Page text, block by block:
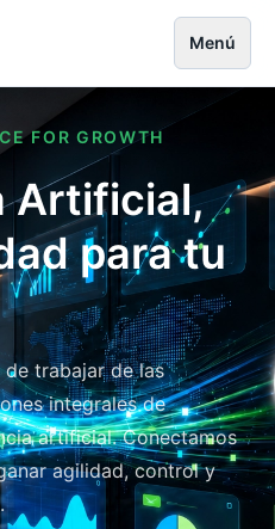
Menú
FOR GROWTH
Artificial,
para tu
de trabajar de las
integrales de
artificial. Conectamos
agilidad, control y